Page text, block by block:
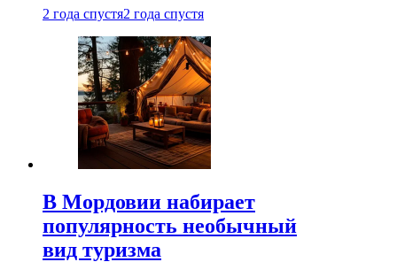
2 года спустя2 года спустя
В Мордовии набирает
популярность необычный
вид туризма